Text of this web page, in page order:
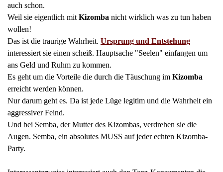
auch schon.
Weil sie eigentlich mit Kizomba nicht wirklich was zu tun haben
wollen!
Das ist die traurige Wahrheit. Ursprung und Entstehung
interessiert sie einen scheiß. Hauptsache "Seelen" einfangen um
ans Geld und Ruhm zu kommen.
Es geht um die Vorteile die durch die Täuschung im Kizomba
erreicht werden können.
Nur darum geht es. Da ist jede Lüge legitim und die Wahrheit ein
aggressiver Feind.
Und bei Semba, der Mutter des Kizombas, verdrehen sie die
Augen. Semba, ein absolutes MUSS auf jeder echten Kizomba-
Party.